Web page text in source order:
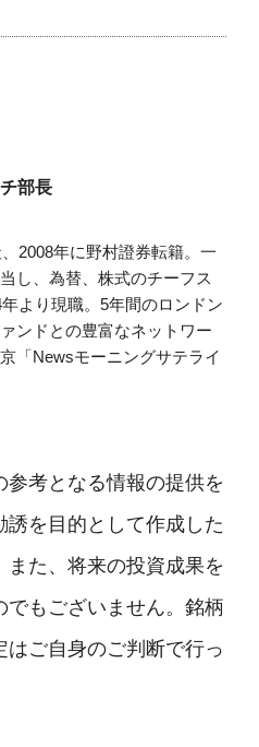
部長
2008年に野村證券転籍。一
し、為替、株式のチーフス
より現職。5年間のロンドン
ンドとの豊富なネットワー
「Newsモーニングサテライ
考となる情報の提供を
誘を目的として作成した
また、将来の投資成果を
もございません。銘柄
ご自身のご判断で行っ